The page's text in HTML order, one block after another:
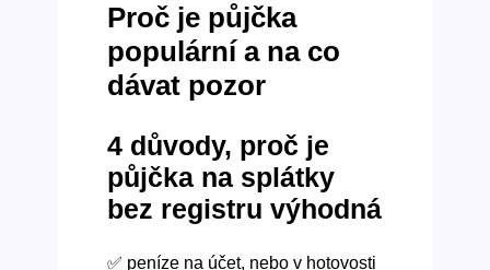
Proč je půjčka
populární a na co
dávat pozor
4 důvody, proč je
půjčka na splátky
bez registru výhodná
✅ peníze na účet, nebo v hotovosti